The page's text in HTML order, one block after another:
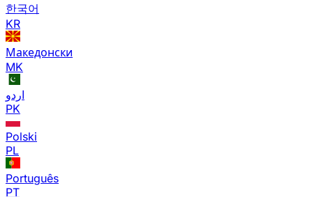
한국어
KR
Македонски
MK
اردو
PK
Polski
PL
Português
PT